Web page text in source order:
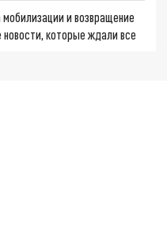
и возвращение
которые ждали все